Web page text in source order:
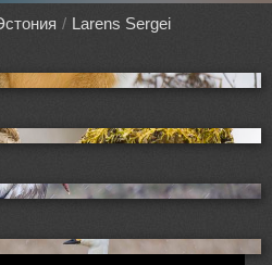
Larens Sergei